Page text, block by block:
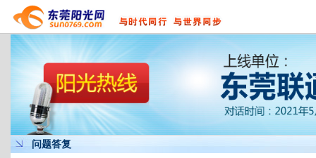
问题答复